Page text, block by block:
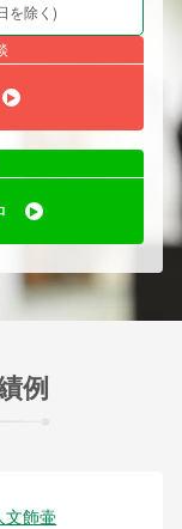
を除く)
例
文飾壷